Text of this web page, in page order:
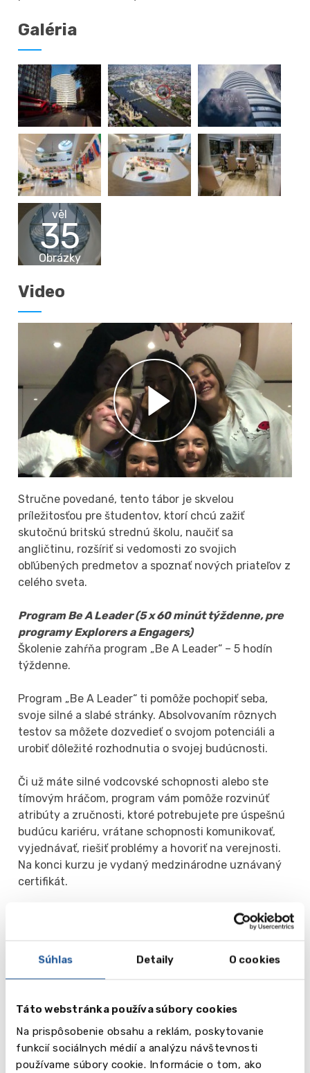
Súhlas Detaily O cookies
Táto webstránka používa súbory cookies
Na prispôsobenie obsahu a reklám, poskytovanie
funkcií sociálnych médií a analýzu návštevnosti
používame súbory cookie. Informácie o tom, ako
Galéria
vēl
35
Obrázky
Video
Stručne povedané, tento tábor je skvelou
príležitosťou pre študentov, ktorí chcú zažiť
skutočnú britskú strednú školu, naučiť sa
angličtinu, rozšíriť si vedomosti zo svojich
obľúbených predmetov a spoznať nových priateľov z
celého sveta.
Program Be A Leader (5 x 60 minút týždenne, pre
programy Explorers a Engagers)
Školenie zahŕňa program „Be A Leader“ – 5 hodín
týždenne.
Program „Be A Leader“ ti pomôže pochopiť seba,
svoje silné a slabé stránky. Absolvovaním rôznych
testov sa môžete dozvedieť o svojom potenciáli a
urobiť dôležité rozhodnutia o svojej budúcnosti.
Či už máte silné vodcovské schopnosti alebo ste
tímovým hráčom, program vám pomôže rozvinúť
atribúty a zručnosti, ktoré potrebujete pre úspešnú
budúcu kariéru, vrátane schopnosti komunikovať,
vyjednávať, riešiť problémy a hovoriť na verejnosti.
Na konci kurzu je vydaný medzinárodne uznávaný
certifikát.
Každý deň môžete získavať nové poznatky a
aplikovať ich v praxi. Aký je rozdiel medzi flexibilitou
úspechu a aké osobné vlastnosti potrebujete, aby
ste boli úspešní?
Každý týždeň organizujeme stretnutia s úspešnými
lídrami z rôznych odvetví, ktorí zdieľajú svoje
osobné skúsenosti s dosahovaním kariérnych
vrcholov a profesionálnych úspechov. Medzi našich